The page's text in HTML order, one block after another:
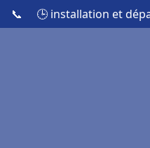
📞 🕒 installation et